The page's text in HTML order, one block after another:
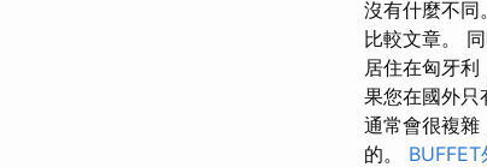
沒有什麼不同
比較文章。
居住在匈牙
果您在國外只
通常會很複雜
的。 BUFFET